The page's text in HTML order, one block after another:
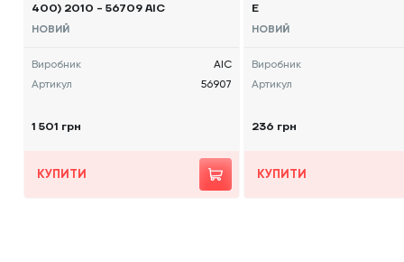
400) 2010 - 56709 AIC
НОВИЙ
Виробник
AIC
Артикул
56907
1 501 грн
КУПИТИ
E
НОВИЙ
Виробник
Артикул
236 грн
КУПИТИ